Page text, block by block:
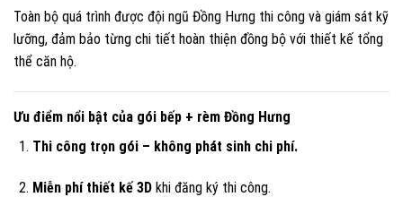
Toàn bộ quá trình được đội ngũ Đồng Hưng thi công và giám sát kỹ
lưỡng, đảm bảo từng chi tiết hoàn thiện đồng bộ với thiết kế tổng
thể căn hộ.
Ưu điểm nổi bật của gói bếp + rèm Đồng Hưng
Thi công trọn gói – không phát sinh chi phí.
Miễn phí thiết kế 3Dkhi đăng ký thi công.